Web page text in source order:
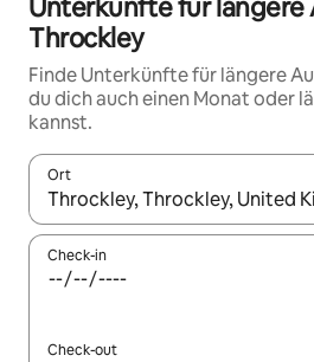
Unterkünfte für
Throckley
Finde Unterkünfte für längere
du dich auch einen Monat oder
kannst.
Ort
Wenn Ergebnisse verfügbar sind,
Check-in
Check-out